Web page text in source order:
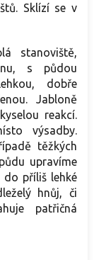
Sklízí se v
stanoviště,
s půdou
dobře
Jabloně
reakcí.
výsadby.
těžkých
upravíme
příliš lehké
hnůj, či
patřičná